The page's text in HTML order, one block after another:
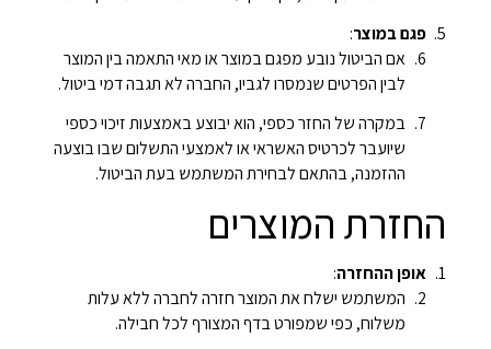
פגם במוצר:
אם הביטול נובע מפגם במוצר או מאי התאמה בין המוצר
לבין הפרטים שנמסרו לגביו, החברה לא תגבה דמי ביטול.
במקרה של החזר כספי, הוא יבוצע באמצעות זיכוי כספי
שיועבר לכרטיס האשראי או לאמצעי התשלום שבו בוצעה
ההזמנה, בהתאם לבחירת המשתמש בעת הביטול.
החזרת המוצרים
אופן ההחזרה:
המשתמש ישלח את המוצר חזרה לחברה ללא עלות
משלוח, כפי שמפורט בדף המצורף לכל חבילה.